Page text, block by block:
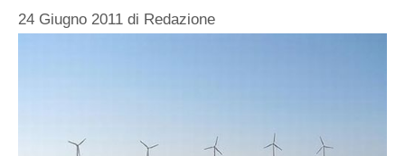
24 Giugno 2011 di Redazione